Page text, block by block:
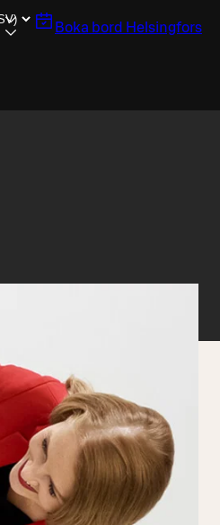
Boka bord Helsingfors